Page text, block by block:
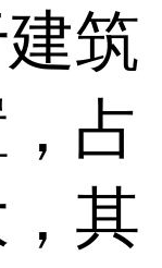
筑
占
其